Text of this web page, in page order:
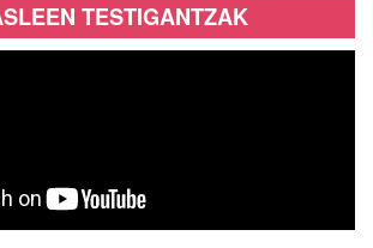
TESTIGANTZAK